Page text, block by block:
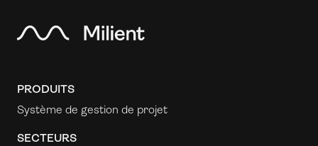
PRODUITS
Système de gestion de projet
SECTEURS